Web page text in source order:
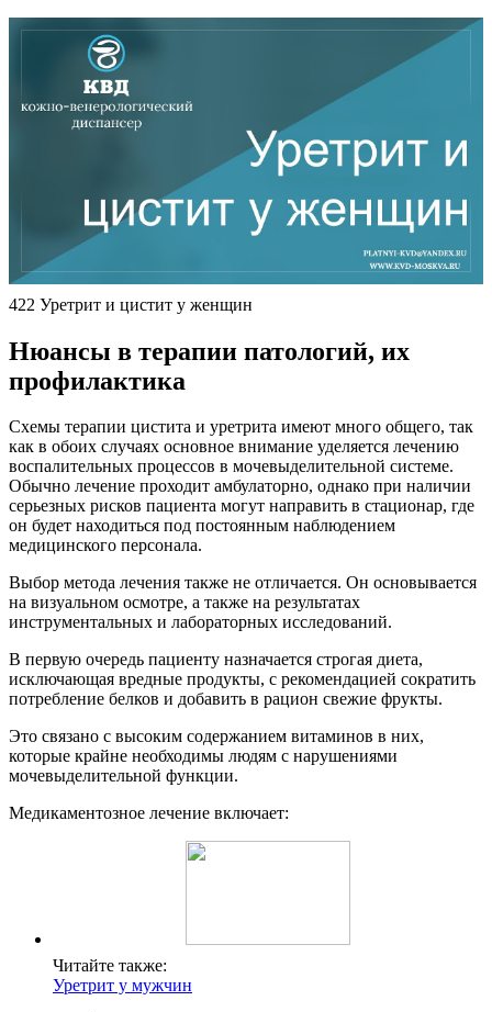
422 Уретрит и цистит у женщин
Нюансы в терапии патологий, их
профилактика
Схемы терапии цистита и уретрита имеют много общего, так
как в обоих случаях основное внимание уделяется лечению
воспалительных процессов в мочевыделительной системе.
Обычно лечение проходит амбулаторно, однако при наличии
серьезных рисков пациента могут направить в стационар, где
он будет находиться под постоянным наблюдением
медицинского персонала.
Выбор метода лечения также не отличается. Он основывается
на визуальном осмотре, а также на результатах
инструментальных и лабораторных исследований.
В первую очередь пациенту назначается строгая диета,
исключающая вредные продукты, с рекомендацией сократить
потребление белков и добавить в рацион свежие фрукты.
Это связано с высоким содержанием витаминов в них,
которые крайне необходимы людям с нарушениями
мочевыделительной функции.
Медикаментозное лечение включает:
Читайте также:
Уретрит у мужчин